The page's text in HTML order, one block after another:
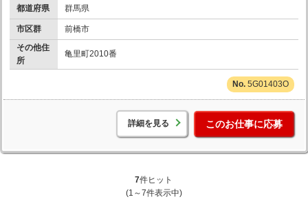
都道府県 群馬県
市区群
前橋市
その他住
所
亀里町2010番
5G01403O
詳細を見る このお仕事に応募
7件ヒット
(1～7件表示中)